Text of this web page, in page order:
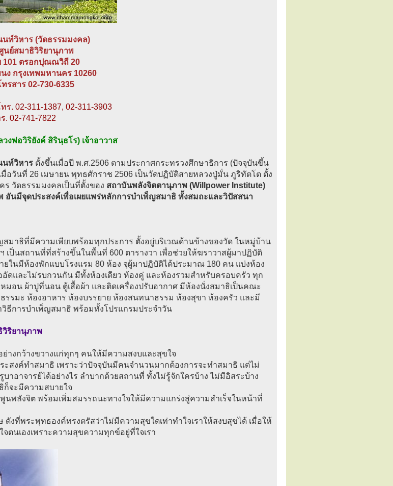
ท์วิหาร (วัดธรรมมงคล)
นย์สมาธิวิริยานุภาพ
101 ตรอกปุณณวิถี 20
ง กรุงเทพมหานคร 10260
รสาร 02-730-6335
. 02-311-1387, 02-311-3903
02-741-7822
พ่อวิริยังค์ สิรินฺธโร) เจ้าอาวาส
นท์วิหาร ตั้งขึ้นเมื่อปี พ.ศ.2506 ตามประกาศกระทรวงศึกษาธิการ (ปัจจุบันขึ้น
อวันที่ 26 เมษายน พุทธศักราช 2506 เป็นวัดปฏิบัติสายหลวงปู่มั่น ภูริทัตโต ตั้ง
ร วัดธรรมมงคลเป็นที่ตั้งของ สถาบันพลังจิตตานุภาพ (Willpower Institute)
อันมีจุดประสงค์เพื่อเผยแพร่หลักการบำเพ็ญสมาธิ ทั้งสมถะและวิปัสสนา
สมาธิที่มีความเพียบพร้อมทุกประการ ตั้งอยู่บริเวณด้านข้างของวัด ในหมู่บ้าน
เป็นสถานที่ที่สร้างขึ้นในพื้นที่ 600 ตารางวา เพื่อช่วยให้ฆราวาสผู้มาปฏิบัติ
ในมีห้องพักแบบโรงแรม 80 ห้อง จุผู้มาปฏิบัติได้ประมาณ 180 คน แบ่งห้อง
อัดและไม่รบกวนกัน มีทั้งห้องเดียว ห้องคู่ และห้องรวมสำหรับครอบครัว ทุก
มอน ผ้าปูที่นอน ตู้เสื้อผ้า และติดเครื่องปรับอากาศ มีห้องนั่งสมาธิเป็นคณะ
รรมะ ห้องอาหาร ห้องบรรยาย ห้องสนทนาธรรม ห้องสุขา ห้องครัว และมี
ธีการบำเพ็ญสมาธิ พร้อมทั้งโปรแกรมประจำวัน
วิริยานุภาพ
ย่างกว้างขวางแก่ทุกๆ คนให้มีความสงบและสุขใจ
ะสงค์ทำสมาธิ เพราะว่าปัจจุบันมีคนจำนวนมากต้องการจะทำสมาธิ แต่ไม่
าอาจารย์ได้อย่างไร ลำบากด้วยสถานที่ ทั้งไม่รู้จักใครบ้าง ไม่มีอิสระบ้าง
ก็จะมีความสบายใจ
นพลังจิต พร้อมเพิ่มสมรรถนะทางใจให้มีความแกร่งสู่ความสำเร็จในหน้าที่
ดังที่พระพุทธองค์ทรงตรัสว่าไม่มีความสุขใดเท่าทำใจเราให้สงบสุขได้ เมื่อให้
ตนเองเพราะความสุขความทุกข์อยู่ที่ใจเรา